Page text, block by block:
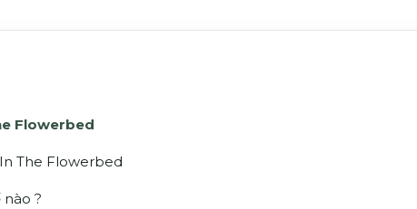
Flowerbed
The Flowerbed
?